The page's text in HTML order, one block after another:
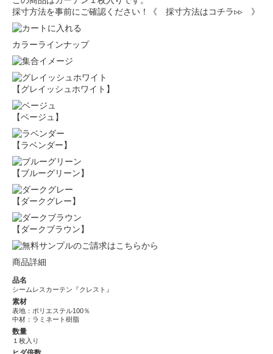
採寸方法を事前にご確認ください！
《 採寸方法はコチラ▹▹ 》
カラーラインナップ
【グレイッシュホワイト】
【ベージュ】
【ラベンダー】
【ブルーグリーン】
【ダークグレー】
【ダークブラウン】
商品詳細
品名
シームレスカーテン『クレスト』
素材
表地：ポリエステル100％
中材：ラミネート樹脂
数量
１枚入り